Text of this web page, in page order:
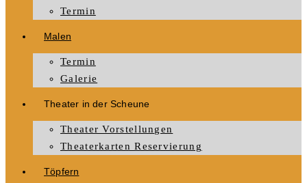
Termin
Malen
Termin
Galerie
Theater in der Scheune
Theater Vorstellungen
Theaterkarten Reservierung
Töpfern